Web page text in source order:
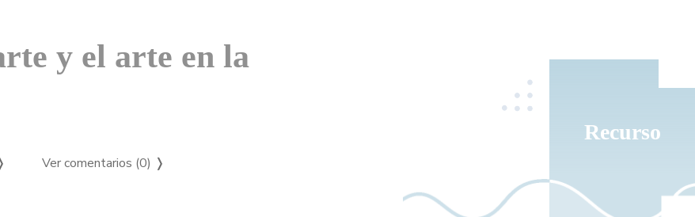
Recurso
y el arte en la
Ver comentarios (0) ❭